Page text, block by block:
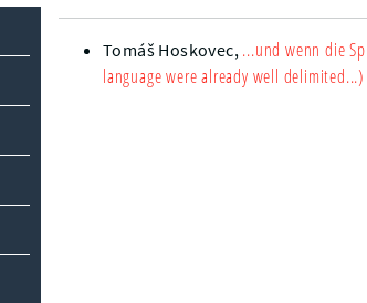
Tomáš Hoskovec, ...und wenn die
language were already well delimited...)